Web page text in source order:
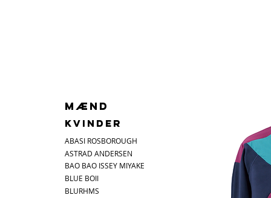
MÆND
KVINDER
ABASI ROSBOROUGH
ASTRAD ANDERSEN
BAO BAO ISSEY MIYAKE
BLUE BOII
BLURHMS